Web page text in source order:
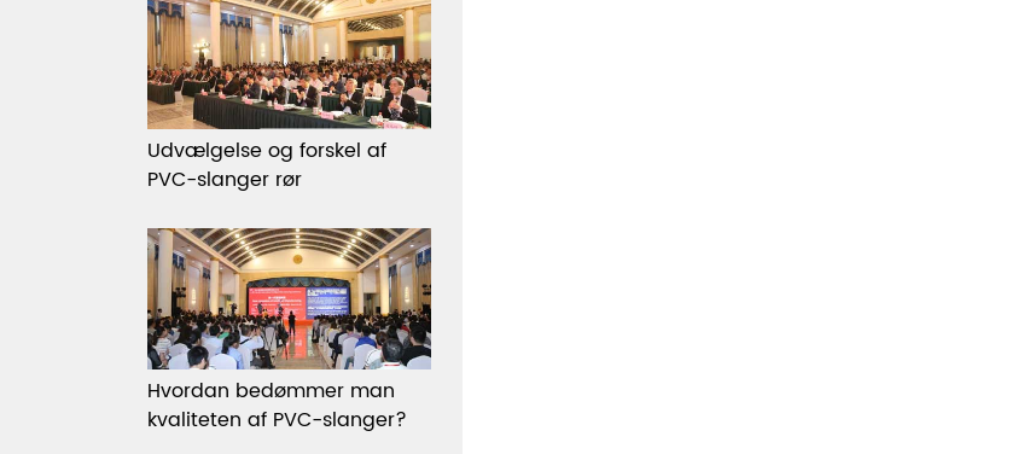
Udvælgelse og forskel af
PVC-slanger rør
Hvordan bedømmer man
kvaliteten af PVC-slanger?